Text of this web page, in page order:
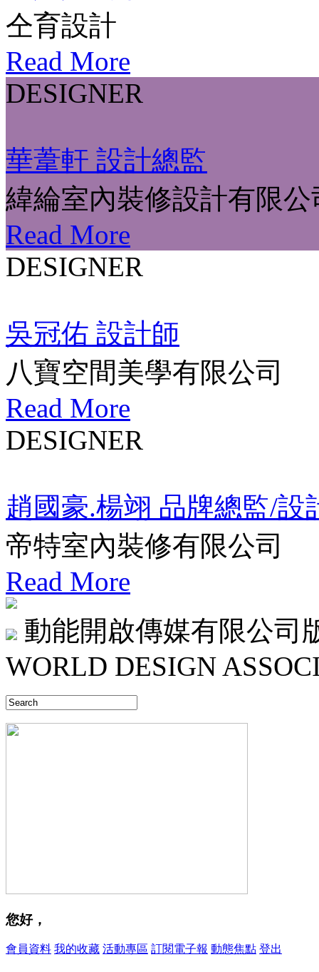
仝育設計
Read More
DESIGNER
華葦軒 設計總監
緯綸室內裝修設計有限公
Read More
DESIGNER
吳冠佑 設計師
八寶空間美學有限公司
Read More
DESIGNER
趙國豪.楊翊 品牌總監/設
帝特室內裝修有限公司
Read More
動能開啟傳媒有限公司
WORLD DESIGN
您好，
會員資料 我的收藏 活動專區 訂閱電子報 動態焦點 登出